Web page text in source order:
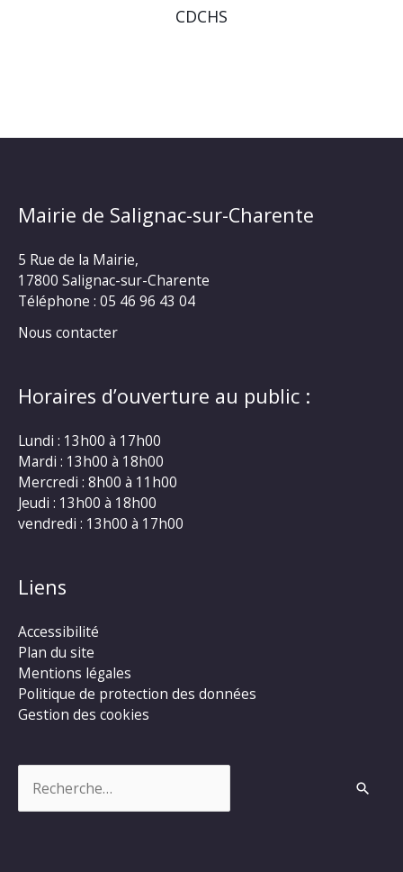
CDCHS
Mairie de Salignac-sur-Charente
5 Rue de la Mairie,
17800 Salignac-sur-Charente
Téléphone : 05 46 96 43 04
Nous contacter
Horaires d’ouverture au public :
Lundi : 13h00 à 17h00
Mardi : 13h00 à 18h00
Mercredi : 8h00 à 11h00
Jeudi : 13h00 à 18h00
vendredi : 13h00 à 17h00
Liens
Accessibilité
Plan du site
Mentions légales
Politique de protection des données
Gestion des cookies